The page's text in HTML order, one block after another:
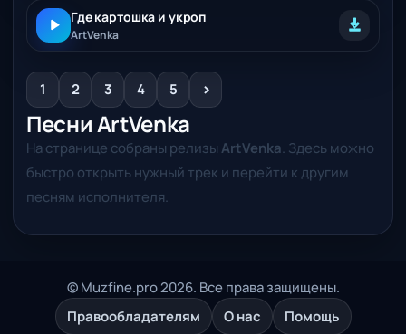
Где картошка и укроп
ArtVenka
1 2 3 4 5 >
Песни ArtVenka
На странице собраны релизыArtVenka. Здесь можно
быстро открыть нужный трек и перейти к другим
песням исполнителя.
© Muzfine.pro 2026. Все права защищены.
Правообладателям
О нас Помощь